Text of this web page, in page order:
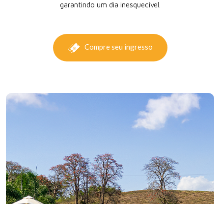
garantindo um dia inesquecível.
Compre seu ingresso